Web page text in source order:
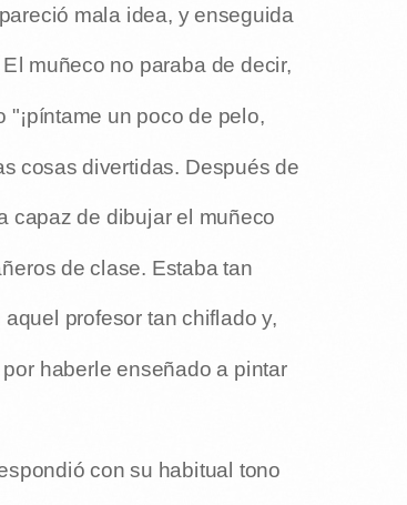
mala idea, y enseguida
muñeco no paraba de decir,
un poco de pelo,
cosas divertidas. Después de
capaz de dibujar el muñeco
de clase. Estaba tan
profesor tan chiflado y,
haberle enseñado a pintar
con su habitual tono